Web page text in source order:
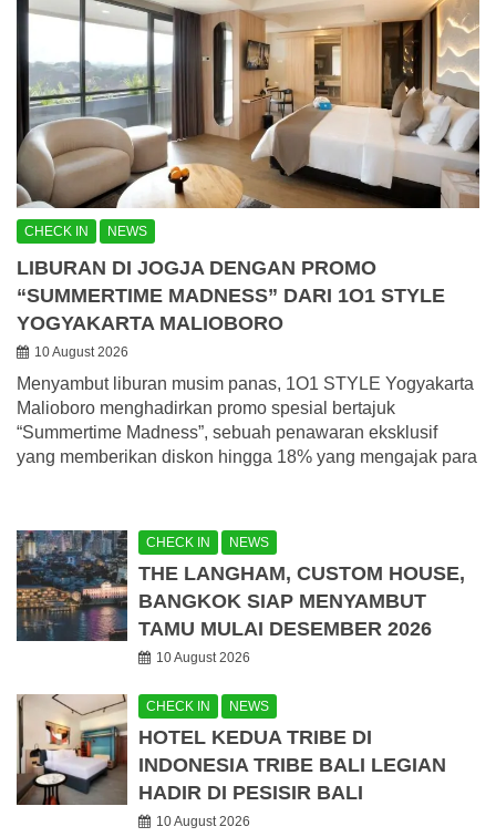
CHECK IN NEWS
LIBURAN DI JOGJA DENGAN PROMO
“SUMMERTIME MADNESS” DARI 1O1 STYLE
YOGYAKARTA MALIOBORO
10 August 2026
Menyambut liburan musim panas, 1O1 STYLE Yogyakarta
Malioboro menghadirkan promo spesial bertajuk
“Summertime Madness”, sebuah penawaran eksklusif
yang memberikan diskon hingga 18% yang mengajak para
CHECK IN NEWS
THE LANGHAM, CUSTOM HOUSE,
BANGKOK SIAP MENYAMBUT
TAMU MULAI DESEMBER 2026
10 August 2026
CHECK IN NEWS
HOTEL KEDUA TRIBE DI
INDONESIA TRIBE BALI LEGIAN
HADIR DI PESISIR BALI
10 August 2026